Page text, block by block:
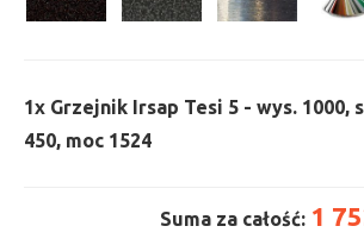
1x Grzejnik Irsap Tesi 5 - wys. 1000,
450, moc 1524
Suma za całość: 1